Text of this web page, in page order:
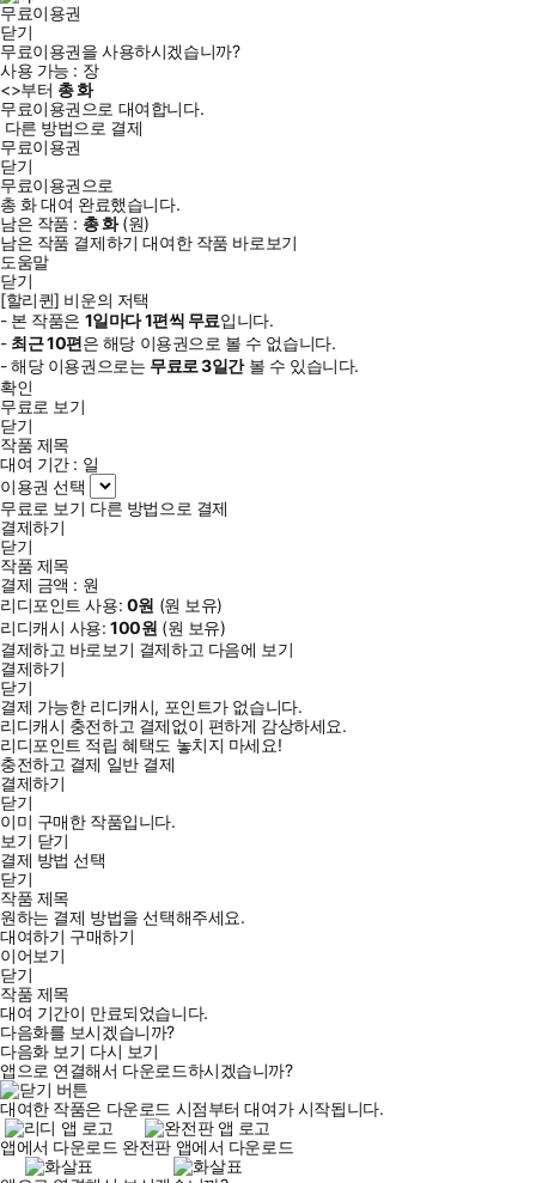
무료이용권
닫기
무료이용권을 사용하시겠습니까?
사용 가능 : 장
<>부터 총화
무료이용권으로 대여합니다.
다른 방법으로 결제
무료이용권
닫기
무료이용권으로
총 화대여 완료했습니다.
남은 작품 : 총화(원)
남은 작품 결제하기 대여한 작품 바로보기
도움말
닫기
[할리퀸] 비운의 저택
- 본 작품은 1일마다1편씩 무료입니다.
- 최근10편은 해당 이용권으로 볼 수 없습니다.
- 해당 이용권으로는 무료로3일간볼 수 있습니다.
확인
무료로 보기
닫기
작품 제목
대여 기간 : 일
이용권 선택
무료로 보기 다른 방법으로 결제
결제하기
닫기
작품 제목
결제 금액 : 원
리디포인트 사용: 0원 (원 보유)
리디캐시 사용:100원 (원 보유)
결제하고 바로보기 결제하고 다음에 보기
결제하기
닫기
결제 가능한 리디캐시, 포인트가 없습니다.
리디캐시 충전하고 결제없이 편하게 감상하세요.
리디포인트 적립 혜택도 놓치지 마세요!
충전하고 결제 일반 결제
결제하기
닫기
이미 구매한 작품입니다.
보기 닫기
결제 방법 선택
닫기
작품 제목
원하는 결제 방법을 선택해주세요.
대여하기 구매하기
이어보기
닫기
작품 제목
대여 기간이 만료되었습니다.
다음화를 보시겠습니까?
다음화 보기 다시 보기
앱으로 연결해서 다운로드하시겠습니까?
대여한 작품은 다운로드 시점부터 대여가 시작됩니다.
앱에서 다운로드 완전판 앱에서 다운로드